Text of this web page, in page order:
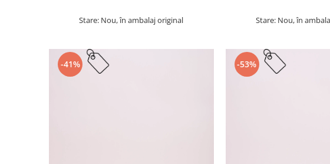
Stare: Nou, în ambalaj original Stare: Nou, în
-41% -53%